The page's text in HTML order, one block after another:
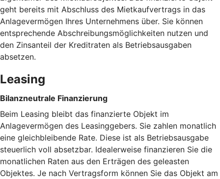
geht bereits mit Abschluss des Mietkaufvertrags in das
Anlagevermögen Ihres Unternehmens über. Sie können
entsprechende Abschreibungsmöglichkeiten nutzen und
den Zinsanteil der Kreditraten als Betriebsausgaben
absetzen.
Leasing
Bilanzneutrale Finanzierung
Beim Leasing bleibt das finanzierte Objekt im
Anlagevermögen des Leasinggebers. Sie zahlen monatlich
eine gleichbleibende Rate. Diese ist als Betriebsausgabe
steuerlich voll absetzbar. Idealerweise finanzieren Sie die
monatlichen Raten aus den Erträgen des geleasten
Objektes. Je nach Vertragsform können Sie das Objekt am